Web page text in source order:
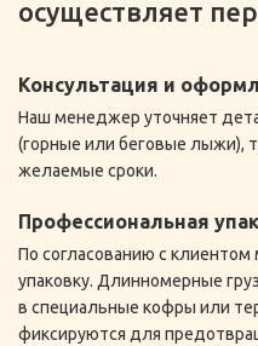
громоздкого багажа в
лыжах в программу
или клиентов. Перевозка
участников требует
погрузке, который наша
осуществляет
Консультация и
Наш менеджер уточняет
(горные или беговые лыжи),
желаемые сроки.
Профессиональная
По согласованию с
упаковку. Длинномерные
в специальные кофры или
фиксируются для